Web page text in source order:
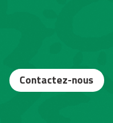
Contactez-nous